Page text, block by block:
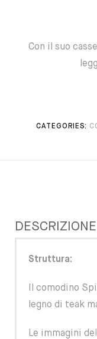
Con il suo
CATEGORIES:
DESCRIZIONE
Struttura:
Il comodino
legno di teak
Le immagini